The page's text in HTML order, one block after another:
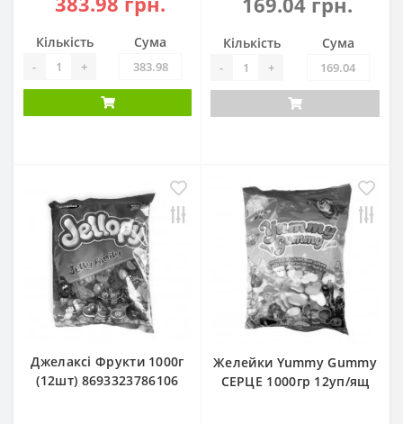
Кількість
- +
Сума Кількість
- +
Сума
Джелаксі Фрукти 1000г
(12шт) 8693323786106
Желейки Yummy Gummy
СЕРЦЕ 1000гр 12уп/ящ